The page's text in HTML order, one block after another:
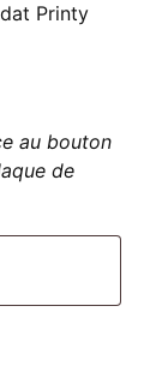
Printy
au bouton
de